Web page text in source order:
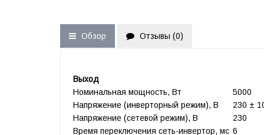
Обзор Отзывы (0)
Выход
Номинальная мощность, Вт
5000
Напряжение (инверторный режим), В
230 ±
Напряжение (сетевой режим), В
230
Время переключения сеть-инвертор, мс 6